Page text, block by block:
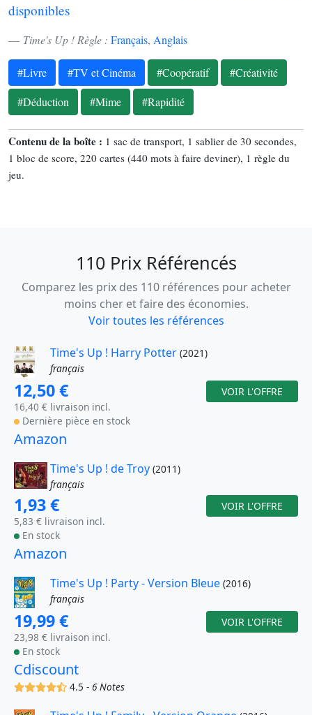
disponibles
Time's Up ! Règle : Français, Anglais
#Livre #TV et Cinéma #Coopératif
#Créativité
#Déduction
#Mime #Rapidité
Contenu de la boîte : 1 sac de transport, 1 sablier de 30 secondes,
1 bloc de score, 220 cartes (440 mots à faire deviner), 1 règle du
jeu.
110 Prix Référencés
Comparez les prix des 110 références pour acheter
moins cher et faire des économies.
Voir toutes les références
Time's Up ! Harry Potter (2021)
français
12,50 €
16,40 € livraison incl.
Dernière pièce en stock
VOIR L'OFFRE
Amazon
Time's Up ! de Troy (2011)
français
1,93 €
5,83 € livraison incl.
En stock
VOIR L'OFFRE
Amazon
Time's Up ! Party - Version Bleue (2016)
français
19,99 €
23,98 € livraison incl.
En stock
VOIR L'OFFRE
Cdiscount
(x)(x)(x)(x)(,)
4.5 - 6 Notes